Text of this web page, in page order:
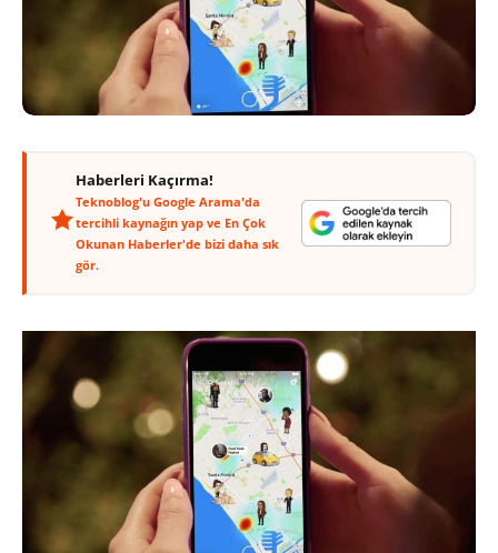
Haberleri Kaçırma!
Teknoblog'u Google Arama'da
tercihli kaynağın yap ve En Çok
Okunan Haberler'de bizi daha sık
gör.